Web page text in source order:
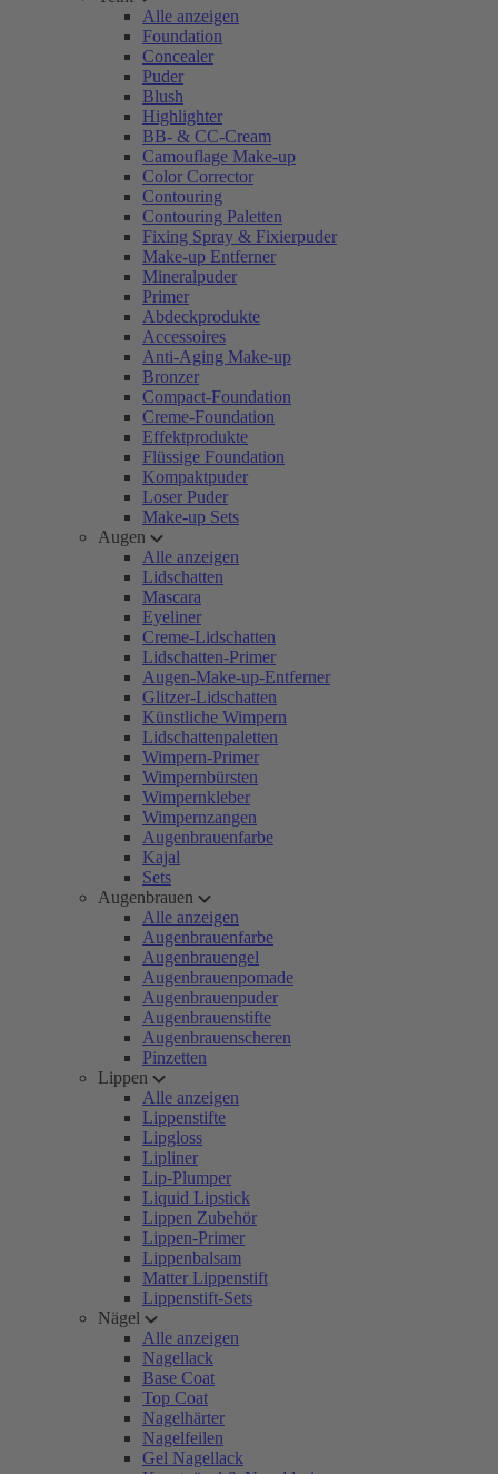
Alle anzeigen
Foundation
Concealer
Puder
Blush
Highlighter
BB- & CC-Cream
Camouflage Make-up
Color Corrector
Contouring
Contouring Paletten
Fixing Spray & Fixierpuder
Make-up Entferner
Mineralpuder
Primer
Abdeckprodukte
Accessoires
Anti-Aging Make-up
Bronzer
Compact-Foundation
Creme-Foundation
Effektprodukte
Flüssige Foundation
Kompaktpuder
Loser Puder
Make-up Sets
Augen
Alle anzeigen
Lidschatten
Mascara
Eyeliner
Creme-Lidschatten
Lidschatten-Primer
Augen-Make-up-Entferner
Glitzer-Lidschatten
Künstliche Wimpern
Lidschattenpaletten
Wimpern-Primer
Wimpernbürsten
Wimpernkleber
Wimpernzangen
Augenbrauenfarbe
Kajal
Sets
Augenbrauen
Alle anzeigen
Augenbrauenfarbe
Augenbrauengel
Augenbrauenpomade
Augenbrauenpuder
Augenbrauenstifte
Augenbrauenscheren
Pinzetten
Lippen
Alle anzeigen
Lippenstifte
Lipgloss
Lipliner
Lip-Plumper
Liquid Lipstick
Lippen Zubehör
Lippen-Primer
Lippenbalsam
Matter Lippenstift
Lippenstift-Sets
Nägel
Alle anzeigen
Nagellack
Base Coat
Top Coat
Nagelhärter
Nagelfeilen
Gel Nagellack